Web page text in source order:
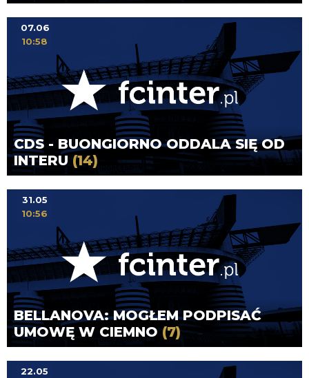
CDS - BUONGIORNO ODDALA SIĘ OD
INTERU(14)
07.06
10:58
BELLANOVA: MOGŁEM PODPISAĆ
UMOWĘ W CIEMNO (7)
31.05
10:56
22.05